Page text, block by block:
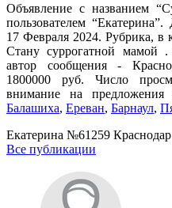
Объявление с названием
пользователем
17 Февраля 2024. Рубрика, в
Cтану суррогатной мамой
автор сообщения -
1800000 руб. Число
внимание на
Балашиха, Ереван, Барнаул,
Екатерина №61259
Все публикации